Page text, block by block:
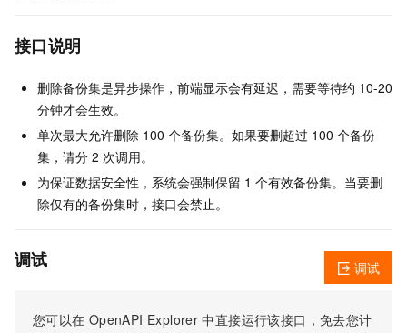
接口说明
删除备份集是异步操作，前端显示会有延迟，需要等待约 10-20
分钟才会生效。
单次最大允许删除 100 个备份集。如果要删超过 100 个备份
集，请分 2 次调用。
为保证数据安全性，系统会强制保留 1 个有效备份集。当要删
除仅有的备份集时，接口会禁止。
调试
您可以在 OpenAPI Explorer 中直接运行该接口，免去您计
调试